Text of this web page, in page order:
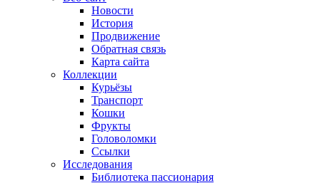
Новости
История
Продвижение
Обратная связь
Карта сайта
Коллекции
Курьёзы
Транспорт
Кошки
Фрукты
Головоломки
Ссылки
Исследования
Библиотека пассионария